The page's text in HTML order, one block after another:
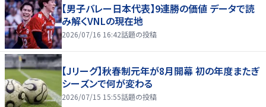
【男子バレー日本代表】9連勝の価値 データで読
み解くVNLの現在地
2026/07/16 16:42話題の投稿
【Jリーグ】秋春制元年が8月開幕 初の年度またぎ
シーズンで何が変わる
2026/07/15 15:55話題の投稿